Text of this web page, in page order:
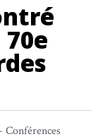
Conférences